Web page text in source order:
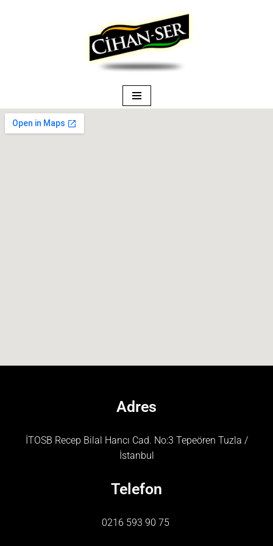
Adres
İTOSB Recep Bilal Hancı Cad. No:3 Tepeören Tuzla /
İstanbul
Telefon
0216 593 90 75